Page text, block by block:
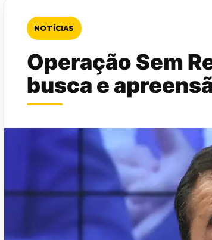
NOTÍCIAS
Operação Sem
busca e